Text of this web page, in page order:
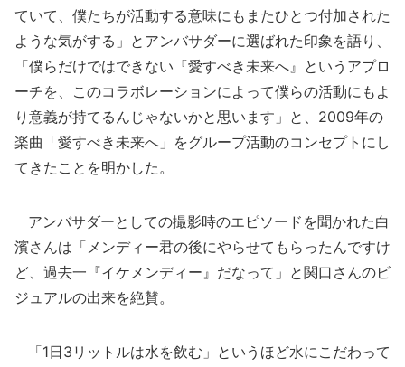
ていて、僕たちが活動する意味にもまたひとつ付加された
ような気がする」とアンバサダーに選ばれた印象を語り、
「僕らだけではできない『愛すべき未来へ』というアプロ
ーチを、このコラボレーションによって僕らの活動にもよ
り意義が持てるんじゃないかと思います」と、2009年の
楽曲「愛すべき未来へ」をグループ活動のコンセプトにし
てきたことを明かした。
アンバサダーとしての撮影時のエピソードを聞かれた白
濱さんは「メンディー君の後にやらせてもらったんですけ
ど、過去一『イケメンディー』だなって」と関口さんのビ
ジュアルの出来を絶賛。
「1日3リットルは水を飲む」というほど水にこだわって